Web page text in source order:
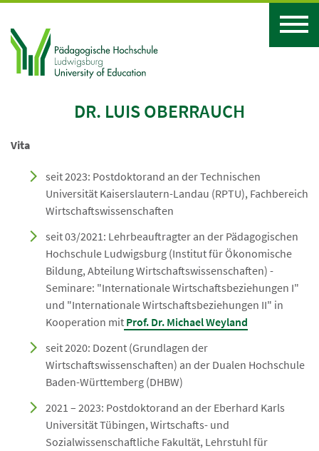
DR. LUIS OBERRAUCH
Vita
seit 2023: Postdoktorand an der Technischen
Universität Kaiserslautern-Landau (RPTU), Fachbereich
Wirtschaftswissenschaften
seit 03/2021: Lehrbeauftragter an der Pädagogischen
Hochschule Ludwigsburg (Institut für Ökonomische
Bildung, Abteilung Wirtschaftswissenschaften) -
Seminare: "Internationale Wirtschaftsbeziehungen I"
und "Internationale Wirtschaftsbeziehungen II" in
Kooperation mit Prof. Dr. Michael Weyland
seit 2020: Dozent (Grundlagen der
Wirtschaftswissenschaften) an der Dualen Hochschule
Baden-Württemberg (DHBW)
2021 – 2023: Postdoktorand an der Eberhard Karls
Universität Tübingen, Wirtschafts- und
Sozialwissenschaftliche Fakultät, Lehrstuhl für